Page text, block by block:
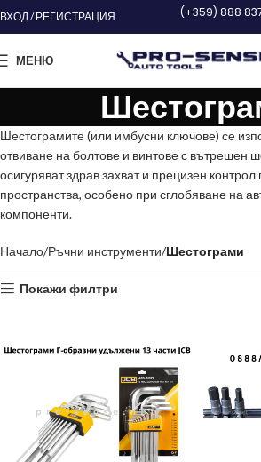
ВХОД / РЕГИСТРАЦИЯ (+359) 888
МЕНЮ
Шестограмите (или имбусни ключове) се
отвиване на болтове и винтове с вътрешен
осигуряват здрав захват и прецизен
пространства, особено при сглобяване на
компоненти.
Начало Ръчни инструменти Шестограми
Покажи филтри